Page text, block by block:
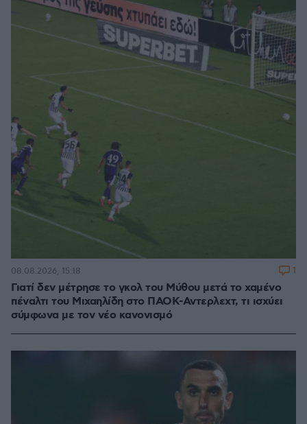
Γιατί δεν μέτρησε το γκολ του Μύθου μετά το χαμένο
πέναλτι του Μιχαηλίδη στο ΠΑΟΚ-Αντερλεχτ, τι ισχύει
σύμφωνα με τον νέο κανονισμό
08.08.2026, 15:18 1